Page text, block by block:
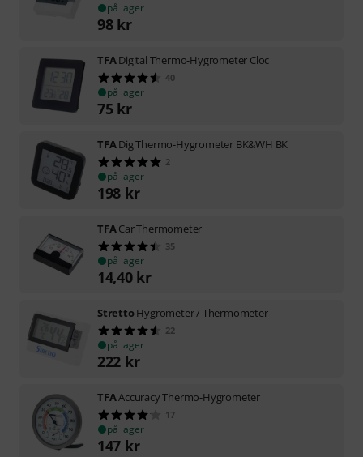
på lager
98 kr
TFADigital Thermo-Hygrometer Cloc
40
på lager
75 kr
TFADig Thermo-Hygrometer BK&WH BK
2
på lager
198 kr
TFACar Thermometer
35
på lager
14,40 kr
StrettoHygrometer / Thermometer
22
på lager
222 kr
TFAAccuracy Thermo-Hygrometer
17
på lager
147 kr